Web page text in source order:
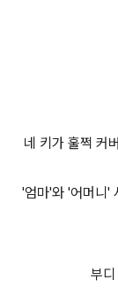
네 키가 훌쩍 커
'엄마'와 '어머니'
부